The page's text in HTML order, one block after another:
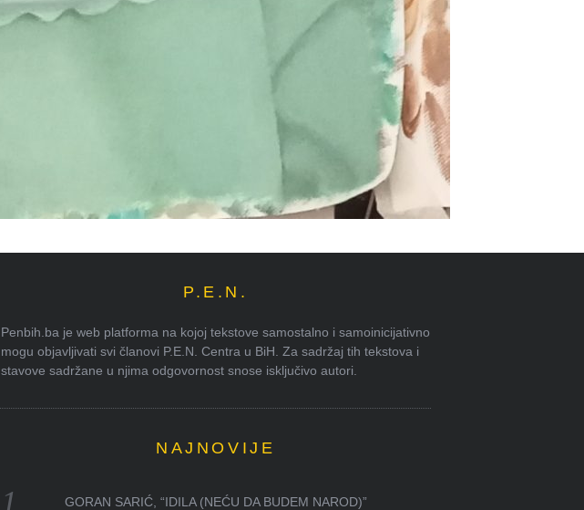
P.E.N.
Penbih.ba je web platforma na kojoj tekstove samostalno i samoinicijativno
mogu objavljivati svi članovi P.E.N. Centra u BiH. Za sadržaj tih tekstova i
stavove sadržane u njima odgovornost snose isključivo autori.
NAJNOVIJE
GORAN SARIĆ, “IDILA (NEĆU DA BUDEM NAROD)”